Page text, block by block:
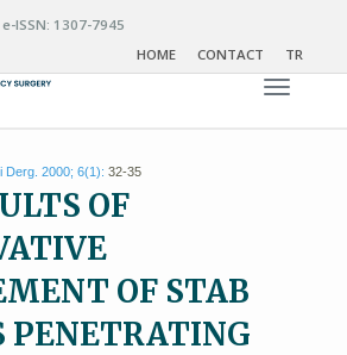
ISSN: 1307-7945
HOME
CONTACT TR
Toggle
Derg. 2000; 6(1): 32-35
OF
OF STAB
PENETRATING